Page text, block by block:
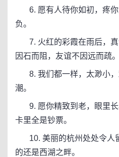
6. 愿有人待你如初，疼你
负。
7. 火红的彩霞在雨后，真
因石而阻，友谊不因远而疏。
8. 我们都一样，太渺小，
潮。
9. 愿你精致到老，眼里长
卡里全是钞票。
10. 美丽的杭州处处令人
的还是西湖之畔。